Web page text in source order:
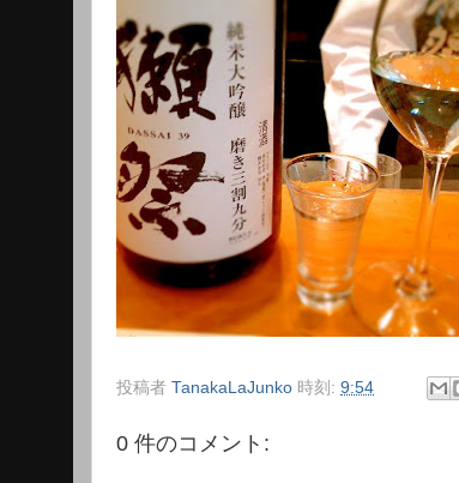
投稿者 TanakaLaJunko 時刻: 9:54
0 件のコメント: